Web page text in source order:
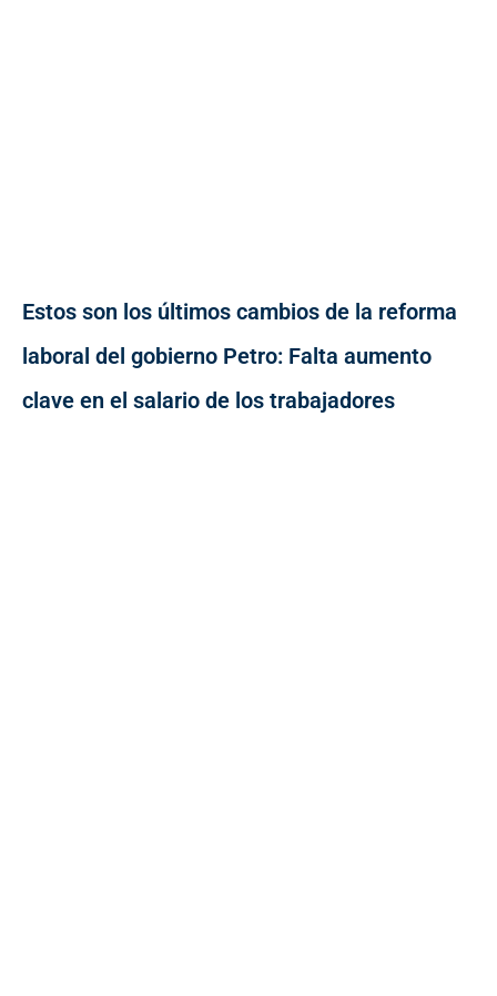
Estos son los últimos cambios de la reforma
laboral del gobierno Petro: Falta aumento
clave en el salario de los trabajadores